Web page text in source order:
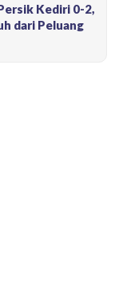
Kediri 0-2,
dari Peluang